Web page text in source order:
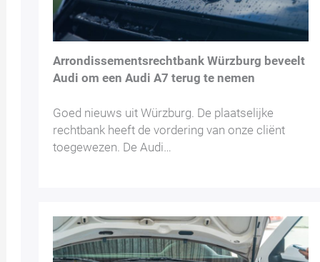
Arrondissementsrechtbank Würzburg beveelt
Audi om een Audi A7 terug te nemen
Goed nieuws uit Würzburg. De plaatselijke
rechtbank heeft de vordering van onze cliënt
toegewezen. De Audi…